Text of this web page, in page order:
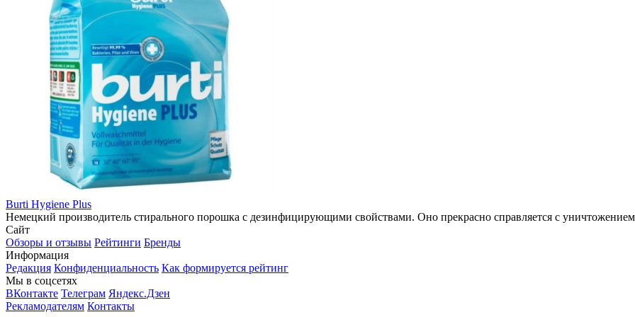
Burti Hygiene Plus
Немецкий производитель стирального порошка с дезинфицирующими свойствами. Оно прекрасно справляется с
Сайт
Обзоры и отзывы Рейтинги Бренды
Информация
Редакция Конфиденциальность Как формируется рейтинг
Мы в соцсетях
ВКонтакте Телеграм Яндекс.Дзен
Рекламодателям Контакты